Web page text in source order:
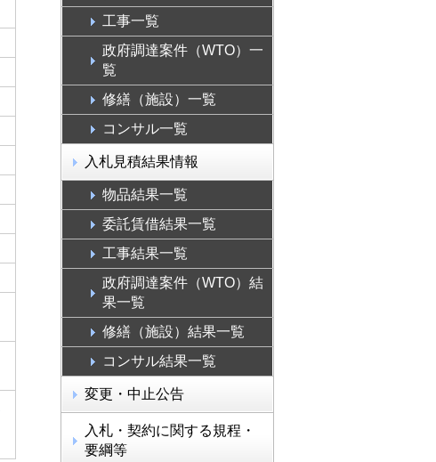
工事一覧
政府調達案件（WTO）一
覧
修繕（施設）一覧
コンサル一覧
入札見積結果情報
物品結果一覧
委託賃借結果一覧
工事結果一覧
政府調達案件（WTO）結
果一覧
修繕（施設）結果一覧
コンサル結果一覧
変更・中止公告
入札・契約に関する規程・
要綱等